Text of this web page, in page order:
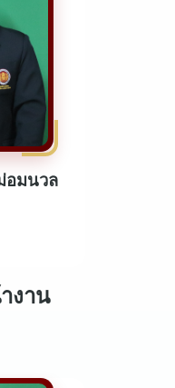
อมนวล
งาน